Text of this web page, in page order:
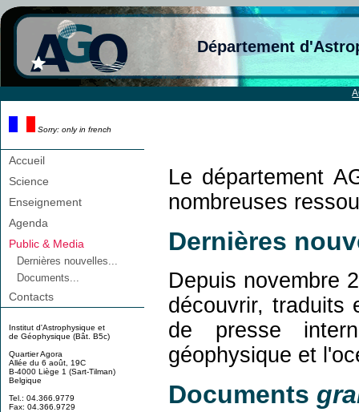
Département
Sorry: only in french
Accueil
Science
Enseignement
Agenda
Public & Media
Dernières nouvelles...
Documents...
Contacts
Institut d'Astrophysique et
de Géophysique (Bât. B5c)
Quartier Agora
Allée du 6 août, 19C
B-4000 Liège 1 (Sart-Tilman)
Belgique
Tel.: 04.366.9779
Fax: 04.366.9729
Le département
nombreuses
Dernières
Depuis novembre
découvrir,
de presse
géophysique et
Documents